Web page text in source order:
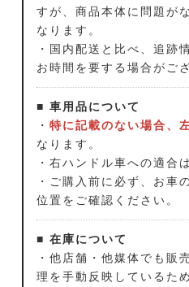
すが、商品本体に問題が
なります。
・国内配送と比べ、追跡
お時間を要する場合がご
■ 車用品について
・ 特に記載のない場合、
なります。
・右ハンドル車への適合
・ご購入前に必ず、お車
位置をご確認ください。
■ 在庫について
・他店舗・他媒体でも販
理を手動反映しているた